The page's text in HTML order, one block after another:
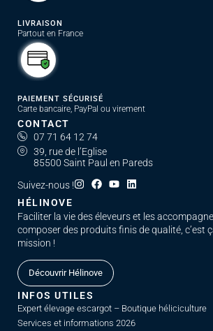
LIVRAISON
Partout en France
PAIEMENT SÉCURISÉ
Carte bancaire, PayPal ou virement
CONTACT
07 71 64 12 74
39, rue de l’Eglise
85500 Saint Paul en Pareds
Suivez-nous !
HÉLINOVE
Faciliter la vie des éleveurs et les
composer des produits finis de qualité, c’est
mission !
Découvrir Hélinove
INFOS UTILES
Expert élevage escargot – Boutique héliciculture
Services et informations 2026